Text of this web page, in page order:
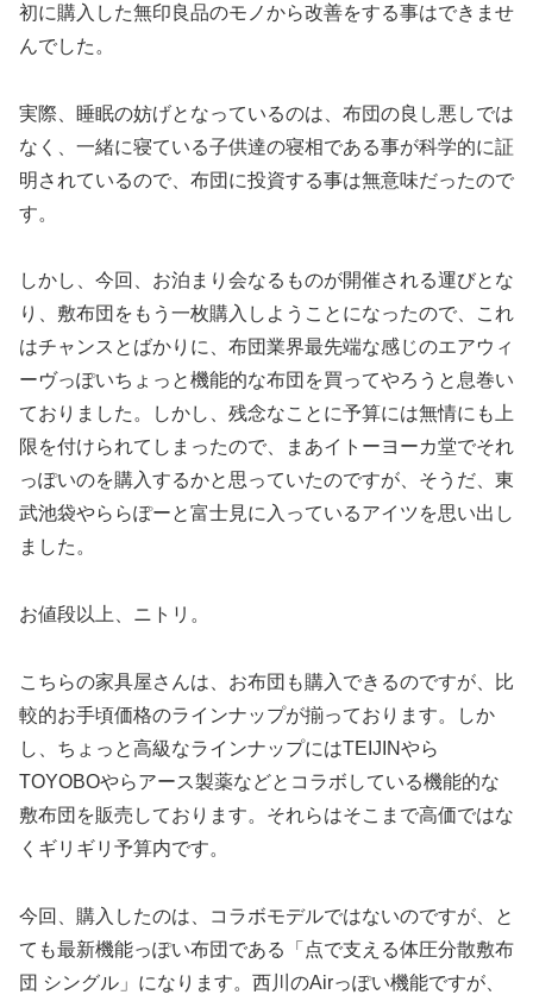
初に購入した無印良品のモノから改善をする事はできませ
んでした。
実際、睡眠の妨げとなっているのは、布団の良し悪しでは
なく、一緒に寝ている子供達の寝相である事が科学的に証
明されているので、布団に投資する事は無意味だったので
す。
しかし、今回、お泊まり会なるものが開催される運びとな
り、敷布団をもう一枚購入しようことになったので、これ
はチャンスとばかりに、布団業界最先端な感じのエアウィ
ーヴっぽいちょっと機能的な布団を買ってやろうと息巻い
ておりました。しかし、残念なことに予算には無情にも上
限を付けられてしまったので、まあイトーヨーカ堂でそれ
っぽいのを購入するかと思っていたのですが、そうだ、東
武池袋やららぽーと富士見に入っているアイツを思い出し
ました。
お値段以上、ニトリ。
こちらの家具屋さんは、お布団も購入できるのですが、比
較的お手頃価格のラインナップが揃っております。しか
し、ちょっと高級なラインナップにはTEIJINやら
TOYOBOやらアース製薬などとコラボしている機能的な
敷布団を販売しております。それらはそこまで高価ではな
くギリギリ予算内です。
今回、購入したのは、コラボモデルではないのですが、と
ても最新機能っぽい布団である「点で支える体圧分散敷布
団 シングル」になります。西川のAirっぽい機能ですが、